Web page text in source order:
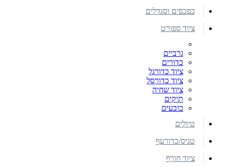
כפכפים וסנדלים
ציוד ספורט
גרביים
כדורים
ציוד כדורגל
ציוד כדורסל
ציוד שחיה
תיקים
כובעים
טיולים
טניס/כדורעף
ציוד חורף